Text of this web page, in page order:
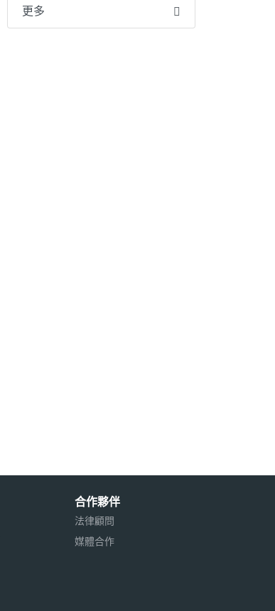
更多
合作夥伴
法律顧問
媒體合作